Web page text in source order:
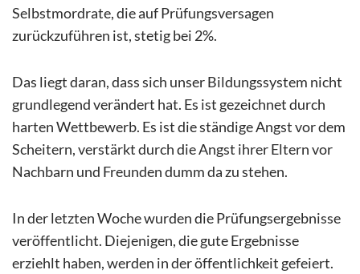
Selbstmordrate, die auf Prüfungsversagen
zurückzuführen ist, stetig bei 2%.
Das liegt daran, dass sich unser Bildungssystem nicht
grundlegend verändert hat. Es ist gezeichnet durch
harten Wettbewerb. Es ist die ständige Angst vor dem
Scheitern, verstärkt durch die Angst ihrer Eltern vor
Nachbarn und Freunden dumm da zu stehen.
In der letzten Woche wurden die Prüfungsergebnisse
veröffentlicht. Diejenigen, die gute Ergebnisse
erziehlt haben, werden in der öffentlichkeit gefeiert.